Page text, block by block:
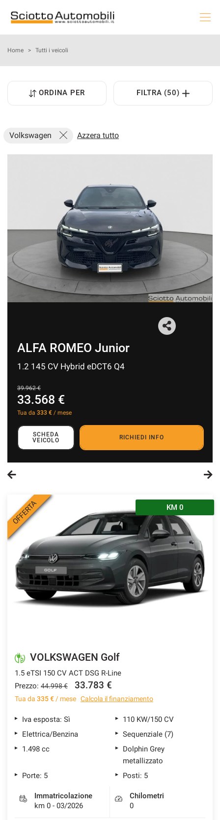
HOME
NOLEGGIO AUTO
PRENOTA LA TUA MANUTENZIONE
I NOSTRI SERVIZI
AREA COMMERCIANTI
CONTATTI
Home > Tutti i veicoli
ORDINA PER FILTRA (50)
Volkswagen Azzera tutto
ALFA ROMEO Junior
1.2 145 CV Hybrid eDCT6 Q4
39.962 €
33.568 €
Tua da 333 € / mese
SCHEDA
VEICOLO
RICHIEDI INFO
OFFERTA KM 0
VOLKSWAGEN Golf
1.5 eTSI 150 CV ACT DSG R-Line
Prezzo: 44.998 € 33.783 €
Tua da 335 € / mese Calcola il finanziamento
Iva esposta: Sì
110 KW/150 CV
Elettrica/Benzina
Sequenziale (7)
1.498 cc
Dolphin Grey
metallizzato
Porte: 5
Posti: 5
Immatricolazione
km 0 - 03/2026
Chilometri
0